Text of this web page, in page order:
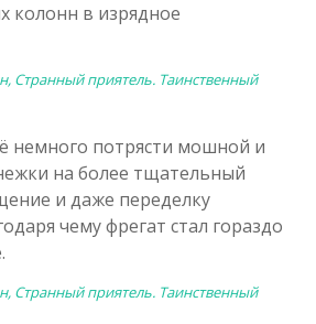
колонн в изрядное
Странный приятель. Таинственный
немного потрясти мошной и
на более тщательный
и даже переделку
чему фрегат стал гораздо
Странный приятель. Таинственный